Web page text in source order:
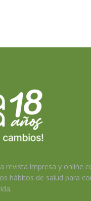
revista impresa y online
hábitos de salud para